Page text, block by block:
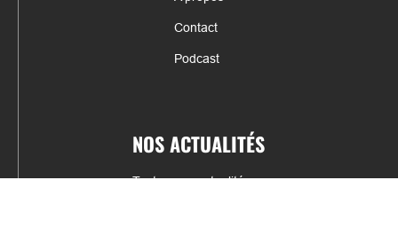
Contact
Podcast
NOS ACTUALITÉS
Toutes nos actualités